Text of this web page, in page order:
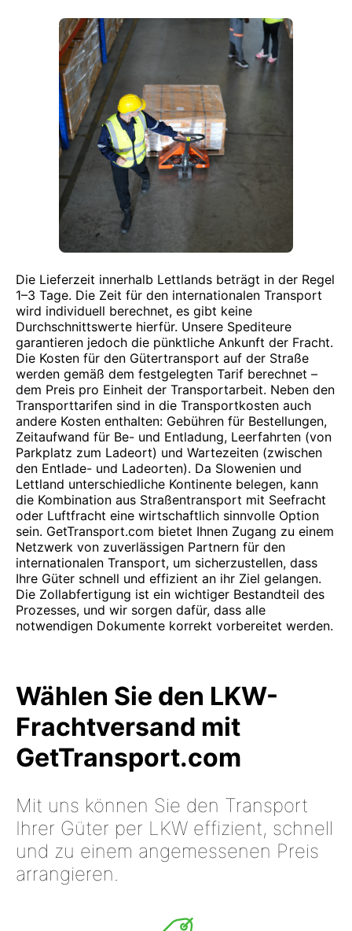
Die Lieferzeit innerhalb Lettlands beträgt in der Regel
1–3 Tage. Die Zeit für den internationalen Transport
wird individuell berechnet, es gibt keine
Durchschnittswerte hierfür. Unsere Spediteure
garantieren jedoch die pünktliche Ankunft der Fracht.
Die Kosten für den Gütertransport auf der Straße
werden gemäß dem festgelegten Tarif berechnet –
dem Preis pro Einheit der Transportarbeit. Neben den
Transporttarifen sind in die Transportkosten auch
andere Kosten enthalten: Gebühren für Bestellungen,
Zeitaufwand für Be- und Entladung, Leerfahrten (von
Parkplatz zum Ladeort) und Wartezeiten (zwischen
den Entlade- und Ladeorten). Da Slowenien und
Lettland unterschiedliche Kontinente belegen, kann
die Kombination aus Straßentransport mit Seefracht
oder Luftfracht eine wirtschaftlich sinnvolle Option
sein. GetTransport.com bietet Ihnen Zugang zu einem
Netzwerk von zuverlässigen Partnern für den
internationalen Transport, um sicherzustellen, dass
Ihre Güter schnell und effizient an ihr Ziel gelangen.
Die Zollabfertigung ist ein wichtiger Bestandteil des
Prozesses, und wir sorgen dafür, dass alle
notwendigen Dokumente korrekt vorbereitet werden.
Wählen Sie den LKW-
Frachtversand mit
GetTransport.com
Mit uns können Sie den Transport
Ihrer Güter per LKW effizient, schnell
und zu einem angemessenen Preis
arrangieren.